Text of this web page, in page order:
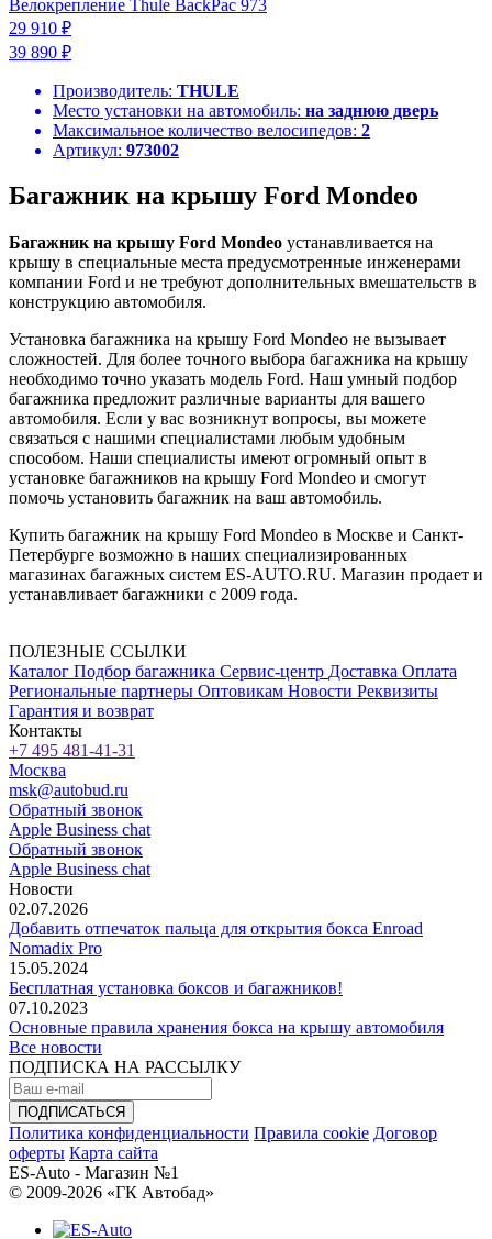
Велокрепление Thule BackPac 973
29 910 ₽
39 890 ₽
Производитель: THULE
Место установки на автомобиль: на заднюю дверь
Максимальное количество велосипедов: 2
Артикул: 973002
Багажник на крышу Ford Mondeo
Багажник на крышу Ford Mondeo устанавливается на
крышу в специальные места предусмотренные инженерами
компании Ford и не требуют дополнительных вмешательств в
конструкцию автомобиля.
Установка багажника на крышу Ford Mondeo не вызывает
сложностей. Для более точного выбора багажника на крышу
необходимо точно указать модель Ford. Наш умный подбор
багажника предложит различные варианты для вашего
автомобиля. Если у вас возникнут вопросы, вы можете
связаться с нашими специалистами любым удобным
способом. Наши специалисты имеют огромный опыт в
установке багажников на крышу Ford Mondeo и смогут
помочь установить багажник на ваш автомобиль.
Купить багажник на крышу Ford Mondeo в Москве и Санкт-
Петербурге возможно в наших специализированных
магазинах багажных систем ES-AUTO.RU. Магазин продает и
устанавливает багажники с 2009 года.
ПОЛЕЗНЫЕ ССЫЛКИ
Каталог Подбор багажника Сервис-центр Доставка Оплата
Региональные партнеры Оптовикам Новости Реквизиты
Гарантия и возврат
Контакты
+7 495 481-41-31
Москва
msk@autobud.ru
Обратный звонок
Apple Business chat
Обратный звонок
Apple Business chat
Новости
02.07.2026
Добавить отпечаток пальца для открытия бокса Enroad
Nomadix Pro
15.05.2024
Бесплатная установка боксов и багажников!
07.10.2023
Основные правила хранения бокса на крышу автомобиля
Все новости
ПОДПИСКА НА РАССЫЛКУ
Политика конфиденциальности Правила cookie Договор
оферты Карта сайта
ES-Auto - Магазин №1
© 2009-2026 «ГК Автобад»